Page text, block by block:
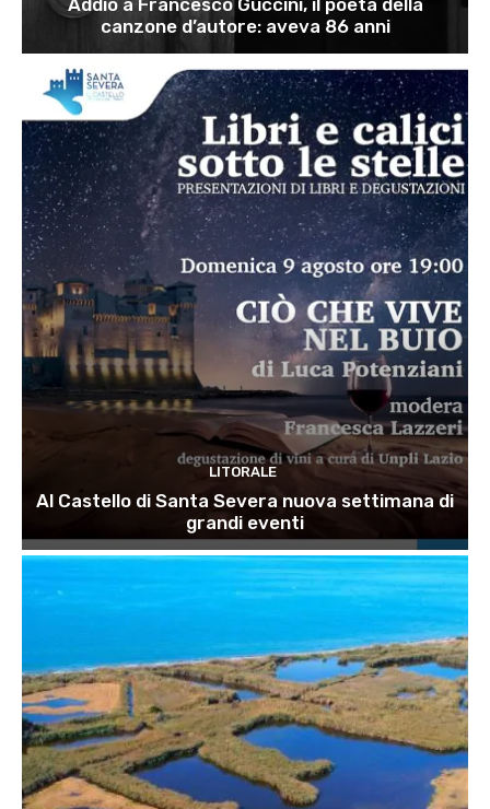
canzone d’autore: aveva 86 anni
LITORALE
Al Castello di Santa Severa nuova settimana di
grandi eventi